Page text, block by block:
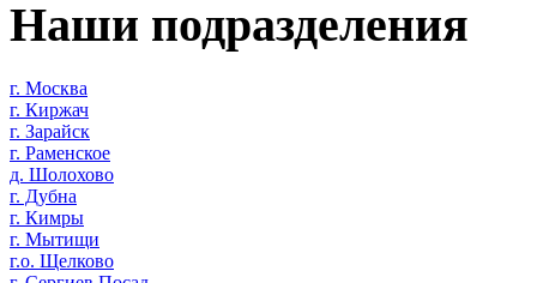
Наши подразделения
г. Москва
г. Киржач
г. Зарайск
г. Раменское
д. Шолохово
г. Дубна
г. Кимры
г. Мытищи
г.о. Щелково